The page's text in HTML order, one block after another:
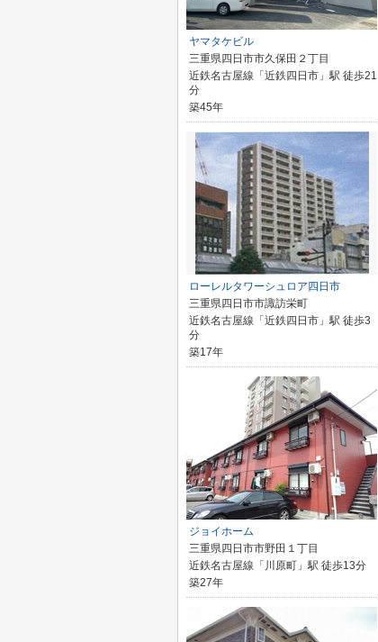
ヤマタケビル
三重県四日市市久保田２丁目
近鉄名古屋線「近鉄四日市」駅 徒歩21
分
築45年
ローレルタワーシュロア四日市
三重県四日市市諏訪栄町
近鉄名古屋線「近鉄四日市」駅 徒歩3
分
築17年
ジョイホーム
三重県四日市市野田１丁目
近鉄名古屋線「川原町」駅 徒歩13分
築27年